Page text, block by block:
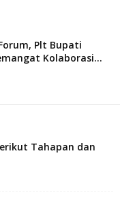
Plt Bupati
Kolaborasi...
Tahapan dan